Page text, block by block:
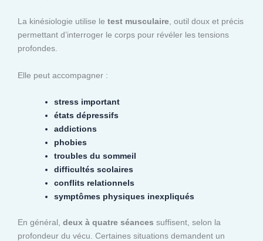
La kinésiologie utilise le test musculaire, outil doux et précis
permettant d’interroger le corps pour révéler les tensions
profondes.
Elle peut accompagner :
stress important
états dépressifs
addictions
phobies
troubles du sommeil
difficultés scolaires
conflits relationnels
symptômes physiques inexpliqués
En général, deux à quatre séances suffisent, selon la
profondeur du vécu. Certaines situations demandent un